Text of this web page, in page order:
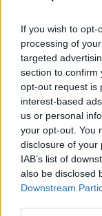
If you wish to
processing of
targeted
section to confirm
opt-out request is
interest-based
us or personal
your opt-out. You
disclosure of your
IAB’s list of
also be disclosed
Downstream
PALAEXPÒ/
250 foto
Palaepò,
fotografica
19/08/2009
PALAEXPÒ/
Palaepò,